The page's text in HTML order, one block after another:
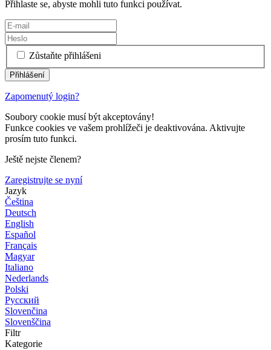
Přihlaste se, abyste mohli tuto funkci používat.
Zůstaňte přihlášeni
Zapomenutý login?
Soubory cookie musí být akceptovány!
Funkce cookies ve vašem prohlížeči je deaktivována. Aktivujte
prosím tuto funkci.
Ještě nejste členem?
Zaregistrujte se nyní
Jazyk
Čeština
Deutsch
English
Español
Français
Magyar
Italiano
Nederlands
Polski
Русский
Slovenčina
Slovenščina
Filtr
Kategorie